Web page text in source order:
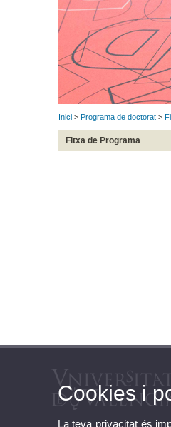
Inici > Programa de doctorat >
Fitxa de Programa
Cookies i
La teva privacitat és